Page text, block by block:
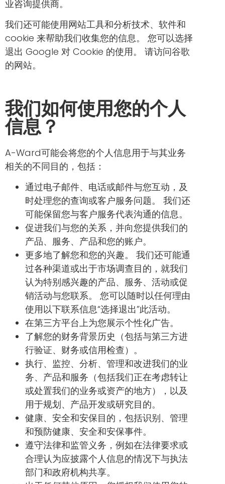
业咨询提供商。
我们还可能使用网站工具和分析技术、软件和
cookie 来帮助我们收集您的信息。 您可以选择
退出 Google 对 Cookie 的使用。 请访问谷歌
的网站。
我们如何使用您的个人
信息？
A-Ward可能会将您的个人信息用于与其业务
相关的不同目的，包括：
通过电子邮件、电话或邮件与您互动，及
时处理您的查询或客户服务问题。 我们还
可能保留您与客户服务代表沟通的信息。
促进我们与您的关系，并向您提供我们的
产品、服务、产品和您的账户。
更多地了解您和您的兴趣。 我们还可能通
过各种渠道或出于市场调查目的，就我们
认为特别感兴趣的产品、服务、活动或促
销活动与您联系。 您可以随时以任何理由
使用以下联系信息“选择退出”此活动。
在第三方平台上为您展示个性化广告。
了解您的财务背景历史（包括与第三方进
行验证、财务或信用检查）。
执行、监控、分析、管理和改进我们的业
务、产品和服务（包括我们正在考虑转让
或处置我们的业务或资产的地方），以及
用于规划、产品开发或研究目的。
健康、安全和安保目的，包括识别、管理
和预防健康、安全和安保事件。
遵守法律和监管义务，例如在法律要求或
合理认为应披露个人信息的情况下与执法
部门和政府机构共享。